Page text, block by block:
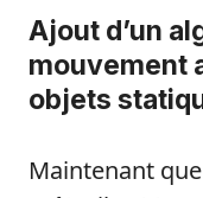
Ajout d’un
mouvement
objets
Maintenant